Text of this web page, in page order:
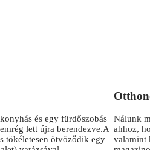
és egy fürdőszobás
lett újra berendezve.A
tökéletesen ötvöződik egy
Nálunk
ahhoz,
valamint